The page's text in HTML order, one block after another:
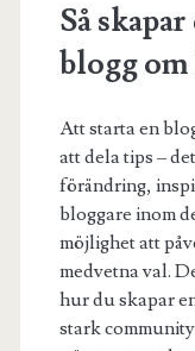
Så
blogg
Att starta en
att dela tips –
förändring,
bloggare inom
möjlighet att
medvetna val.
hur du skapar
stark